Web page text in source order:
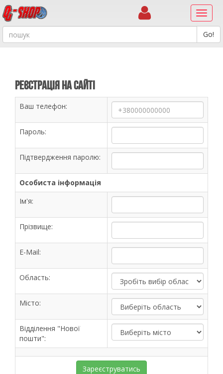
Реєстрація на сайті
Ваш телефон:
Пароль:
Підтвердження паролю:
Особиста інформація
Ім'я:
Прізвище:
E-Mail:
Область:
Місто:
Відділення "Нової
пошти":
Зареєструватись